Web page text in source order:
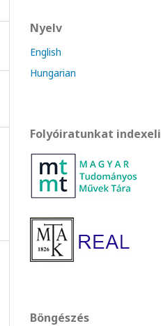
Nyelv
English
Hungarian
Folyóiratunkat indexeli
Böngészés